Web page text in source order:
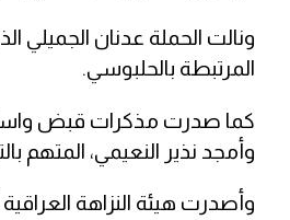
ونالت الحملة عدنان الجميلي
المرتبطة بالحلبوسي.
كما صدرت مذكرات قبض
وأمجد نذير النعيمي، المتهم
وأصدرت هيئة النزاهة